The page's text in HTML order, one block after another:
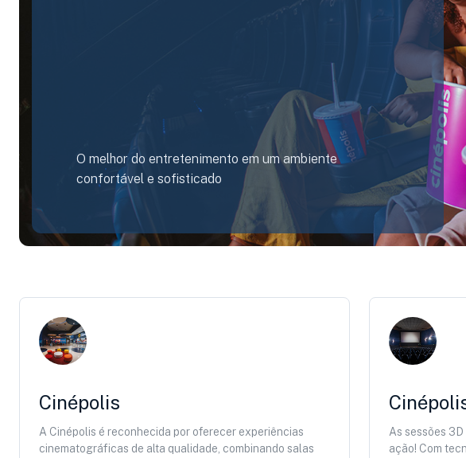
O melhor do entretenimento em um ambiente
confortável e sofisticado
Cinépolis
A Cinépolis é reconhecida por oferecer experiências
cinematográficas de alta qualidade, combinando salas
As sessões
ação! Com